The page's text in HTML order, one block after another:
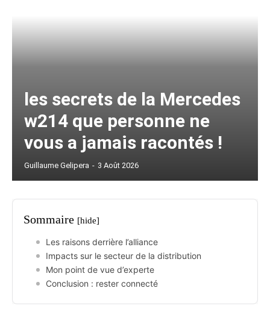
les secrets de la Mercedes
w214 que personne ne
vous a jamais racontés !
Guillaume Gelipera - 3 Août 2026
Sommaire [hide]
Les raisons derrière l’alliance
Impacts sur le secteur de la distribution
Mon point de vue d’experte
Conclusion : rester connecté